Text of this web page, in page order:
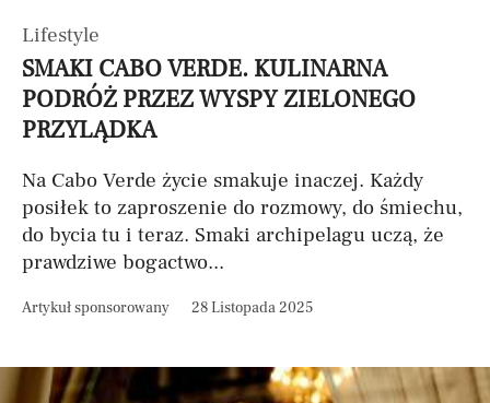
Lifestyle
SMAKI CABO VERDE. KULINARNA
PODRÓŻ PRZEZ WYSPY ZIELONEGO
PRZYLĄDKA
Na Cabo Verde życie smakuje inaczej. Każdy
posiłek to zaproszenie do rozmowy, do śmiechu,
do bycia tu i teraz. Smaki archipelagu uczą, że
prawdziwe bogactwo...
Artykuł sponsorowany 28 Listopada 2025